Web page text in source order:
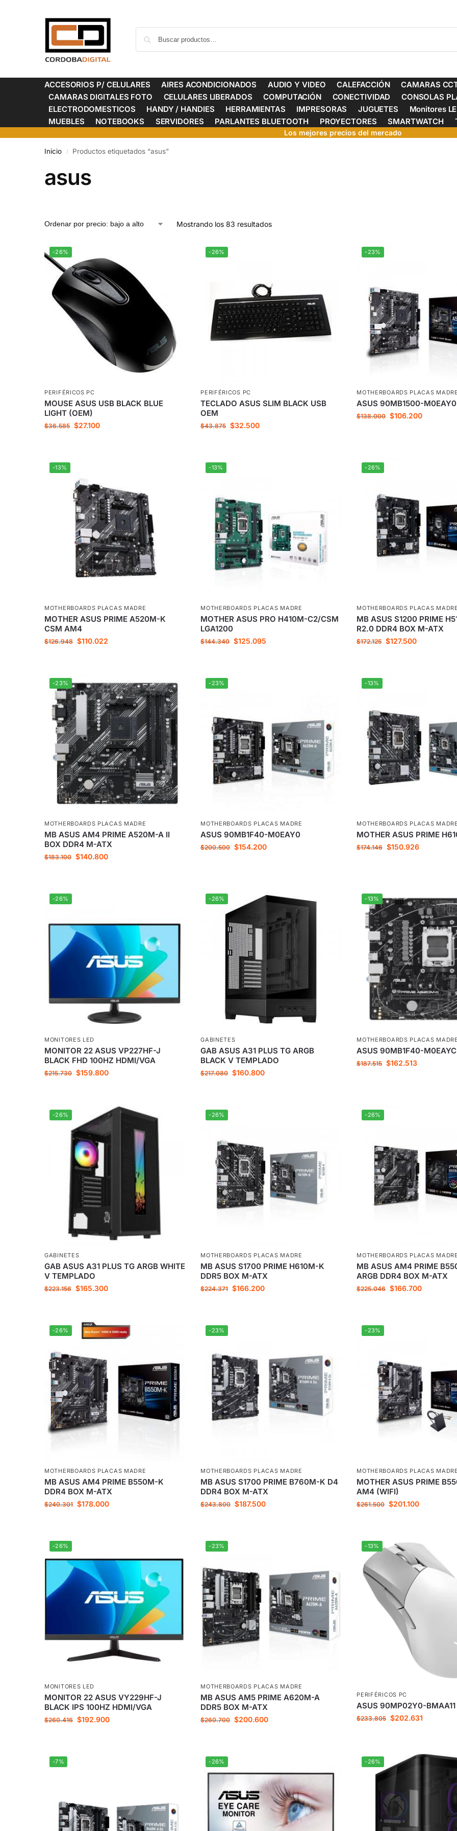
ACCESORIOS P/ CELULARES AIRES ACONDICIONADOS AUDIO Y VIDEO CALEFACCIÓN
CAMARAS
CAMARAS DIGITALES FOTO
CELULARES LIBERADOS COMPUTACIÓN CONECTIVIDAD
CONSOLAS
ELECTRODOMESTICOS
HANDY / HANDIES HERRAMIENTAS IMPRESORAS JUGUETES
Monitores
MUEBLES
NOTEBOOKS SERVIDORES PARLANTES BLUETOOTH PROYECTORES SMARTWATCH
Los mejores precios del mercado
Inicio / Productos etiquetados “asus”
asus
Mostrando los 83 resultados
-26%
PERIFÉRICOS PC
MOUSE ASUS USB BLACK BLUE
LIGHT (OEM)
$36.585 $27.100
-26%
PERIFÉRICOS PC
TECLADO ASUS SLIM BLACK USB
OEM
$43.875 $32.500
-23%
MOTHERBOARDS PLACAS
ASUS 90MB1500-M0EAY0
$138.000 $106.200
-13%
MOTHERBOARDS PLACAS MADRE
MOTHER ASUS PRIME A520M-K
CSM AM4
$126.948 $110.022
-13%
MOTHERBOARDS PLACAS MADRE
MOTHER ASUS PRO H410M-C2/CSM
LGA1200
$144.340 $125.095
-26%
MOTHERBOARDS PLACAS
MB ASUS S1200 PRIME
R2.0 DDR4 BOX M-ATX
$172.125 $127.500
-23%
MOTHERBOARDS PLACAS MADRE
MB ASUS AM4 PRIME A520M-A II
BOX DDR4 M-ATX
$183.100 $140.800
-23%
MOTHERBOARDS PLACAS MADRE
ASUS 90MB1F40-M0EAY0
$200.500 $154.200
-13%
MOTHERBOARDS PLACAS
MOTHER ASUS PRIME
$174.146 $150.926
-26%
MONITORES LED
MONITOR 22 ASUS VP227HF-J
BLACK FHD 100HZ HDMI/VGA
$215.730 $159.800
-26%
GABINETES
GAB ASUS A31 PLUS TG ARGB
BLACK V TEMPLADO
$217.080 $160.800
-13%
MOTHERBOARDS PLACAS
ASUS 90MB1F40-M0EAYC
$187.515 $162.513
-26%
GABINETES
GAB ASUS A31 PLUS TG ARGB WHITE
V TEMPLADO
$223.156 $165.300
-26%
MOTHERBOARDS PLACAS MADRE
MB ASUS S1700 PRIME H610M-K
DDR5 BOX M-ATX
$224.371 $166.200
-26%
MOTHERBOARDS PLACAS
MB ASUS AM4 PRIME
ARGB DDR4 BOX M-ATX
$225.046 $166.700
-26%
MOTHERBOARDS PLACAS MADRE
MB ASUS AM4 PRIME B550M-K
DDR4 BOX M-ATX
$240.301 $178.000
-23%
MOTHERBOARDS PLACAS MADRE
MB ASUS S1700 PRIME B760M-K D4
DDR4 BOX M-ATX
$243.800 $187.500
-23%
MOTHERBOARDS PLACAS
MOTHER ASUS PRIME
AM4 (WIFI)
$261.500 $201.100
-26%
MONITORES LED
MONITOR 22 ASUS VY229HF-J
BLACK IPS 100HZ HDMI/VGA
$260.416 $192.900
-23%
MOTHERBOARDS PLACAS MADRE
MB ASUS AM5 PRIME A620M-A
DDR5 BOX M-ATX
$260.700 $200.600
-13%
PERIFÉRICOS PC
ASUS 90MP02Y0-BMAA11
$233.805 $202.631
-7% -26% -26%